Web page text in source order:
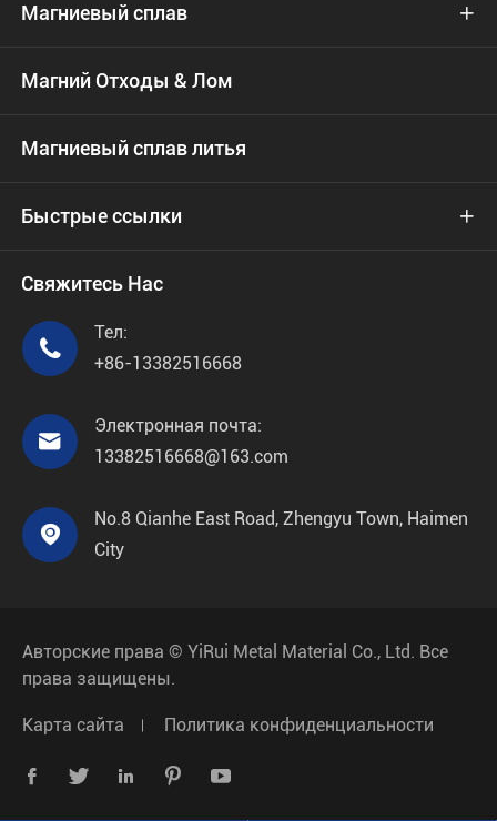
Магниевый сплав 
Магний Отходы & Лом
Магниевый сплав литья
Быстрые ссылки 
Свяжитесь Нас

Тел:
+86-13382516668

Электронная почта:
13382516668@163.com

No.8 Qianhe East Road, Zhengyu Town, Haimen
City
Авторские права © YiRui Metal Material Co., Ltd. Все
права защищены.
Карта сайта Политика конфиденциальности
    